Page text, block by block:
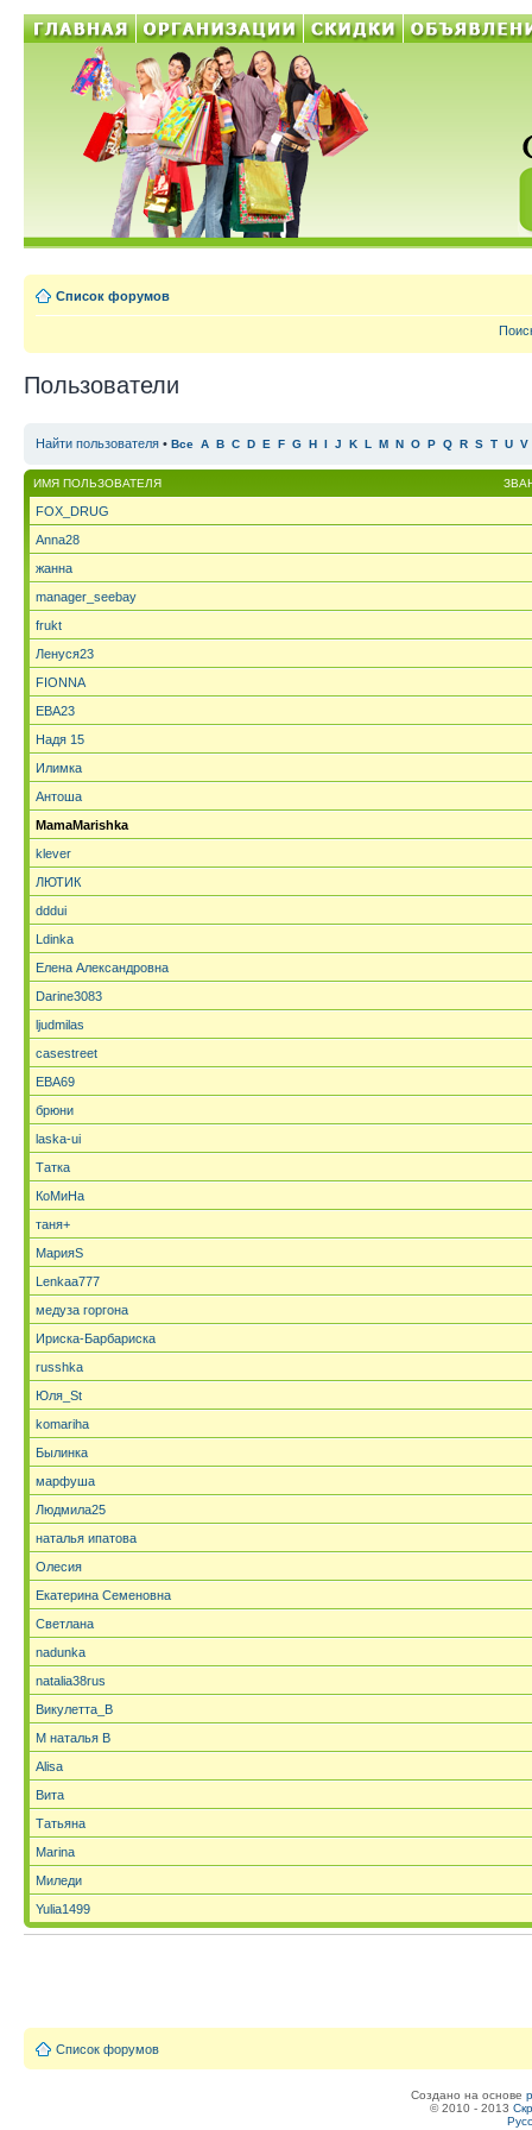
Список форумов
Пользователи
Найти пользователя • Все A B C D E F G H I J K L M N O P Q R S T U V
ИМЯ ПОЛЬЗОВАТЕЛЯ
FOX_DRUG
Anna28
жанна
manager_seebay
frukt
Ленуся23
FIONNA
ЕВА23
Надя 15
Илимка
Антоша
MamaMarishka
klever
ЛЮТИК
dddui
Ldinka
Елена Александровна
Darine3083
ljudmilas
casestreet
ЕВА69
брюни
laska-ui
Татка
КоМиНа
таня+
МарияS
Lenkaa777
медуза горгона
Ириска-Барбариска
russhka
Юля_St
komariha
Былинка
марфуша
Людмила25
наталья ипатова
Олесия
Екатерина Семеновна
Светлана
nadunka
natalia38rus
Викулетта_В
М наталья В
Alisa
Вита
Татьяна
Marina
Миледи
Yulia1499
Список форумов
Создано на основе
© 2010 - 2013